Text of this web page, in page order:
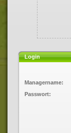
Login
Managername:
Passwort: